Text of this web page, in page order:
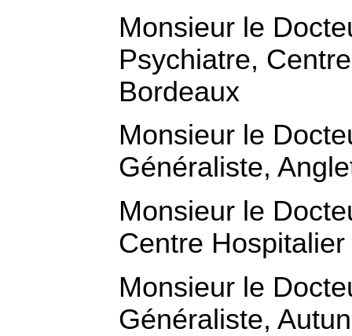
Monsieur le
Psychiatre,
Bordeaux
Monsieur le
Généraliste,
Monsieur le
Centre
Monsieur le
Généraliste, Autun